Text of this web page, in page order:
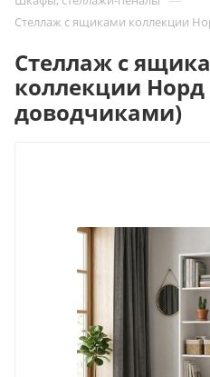
Стеллаж с ящиками коллекции
Стеллаж с
коллекции Норд
доводчиками)